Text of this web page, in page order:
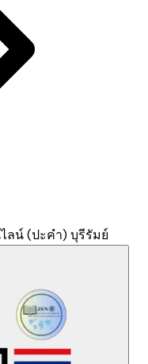
ลน์ (ปะคำ) บุรีรัมย์